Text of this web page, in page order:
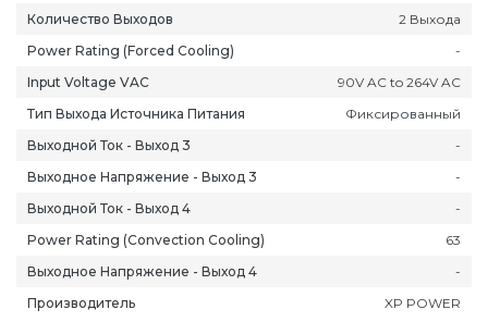
Количество Выходов
2 Выхода
Power Rating (Forced Cooling)
-
Input Voltage VAC
90V AC to 264V AC
Тип Выхода Источника Питания
Фиксированный
Выходной Ток - Выход 3
-
Выходное Напряжение - Выход 3
-
Выходной Ток - Выход 4
-
Power Rating (Convection Cooling)
63
Выходное Напряжение - Выход 4
-
Производитель
XP POWER